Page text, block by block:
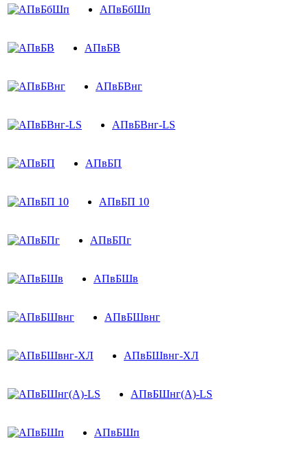
АПвБбШп
АПвБВ
АПвБВнг
АПвБВнг-LS
АПвБП
АПвБП 10
АПвБПг
АПвБШв
АПвБШвнг
АПвБШвнг-ХЛ
АПвБШнг(А)-LS
АПвБШп